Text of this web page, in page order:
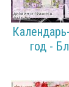
год -